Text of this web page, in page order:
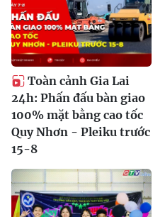
Toàn cảnh Gia Lai
24h: Phấn đấu bàn giao
100% mặt bằng cao tốc
Quy Nhơn - Pleiku trước
15-8